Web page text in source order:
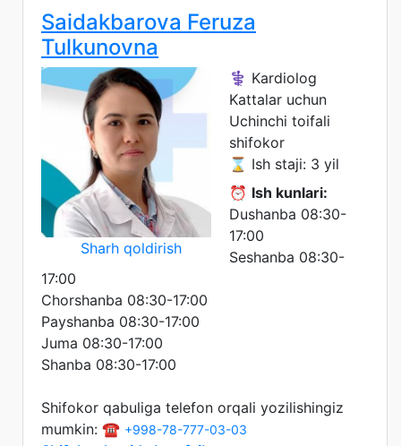
Saidakbarova Feruza
Tulkunovna
Sharh qoldirish
⚕️ Kardiolog
Kattalar uchun
Uchinchi toifali
shifokor
⌛ Ish staji: 3 yil
⏰ Ish kunlari:
Dushanba 08:30-
17:00
Seshanba 08:30-
17:00
Chorshanba 08:30-17:00
Payshanba 08:30-17:00
Juma 08:30-17:00
Shanba 08:30-17:00
Shifokor qabuliga telefon orqali yozilishingiz
mumkin: ☎️ +998-78-777-03-03